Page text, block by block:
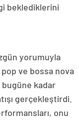
beklediklerini
yorumuyla
pop ve bossa nova
kadar
gerçekleştirdi.
onu